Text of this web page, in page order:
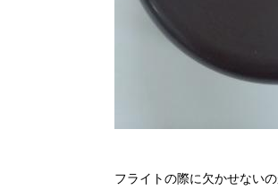
フライトの際に欠かせない